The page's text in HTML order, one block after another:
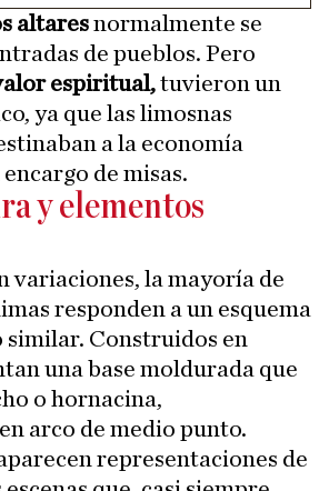
altaresnormalmente se
de pueblos. Pero
espiritual,tuvieron un
ya que las limosnas
a la economía
de misas.
y elementos
variaciones, la mayoría de
responden a un esquema
Construidos en
una base moldurada que
o hornacina,
arco de medio punto.
representaciones de